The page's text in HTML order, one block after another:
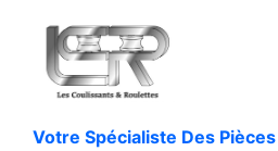
Votre Spécialiste Des